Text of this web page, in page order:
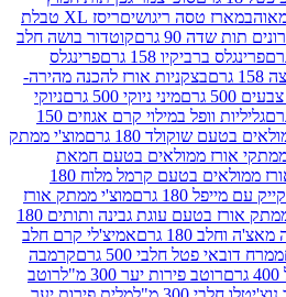
ריגושים
ריסז XL טבלת
גרם
קוטדור בושה חלב
158 גרם
פרינגלס
בצקניות אורז להכנה מהירה-
מיני ניוקי 500 גרם
ניוקי
גליליות וופל במילוי קרם אגוזים 150
180 גרם
מוצ'י ממתק
ממולאים בטעם חמאת
מוצ'י ממתקי אורז ממולאים בטעם קרמל מלוח 180
מוצ'י ממתק אורז
מוצ'י ממתק אורז בטעם עוגת גבינה ותותים 180
אמיצ'לי קרם חלב
חלבי 500 גרם
קרמבה
פירות יער 300 מ"ל
רוטב